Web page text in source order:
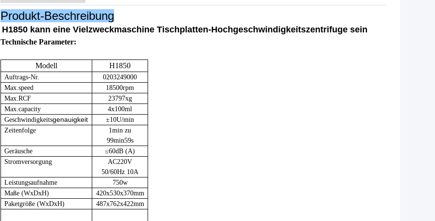
Produkt-Beschreibung
H1850 kann eine Vielzweckmaschine Tischplatten-Hochgeschwindigkeitszentrifuge sein
Technische Parameter:
Modell H1850
Auftrags-Nr.
0203249000
Max.speed
18500rpm
Max.RCF
23797xg
Max.capacity
4x100ml
Geschwindigkeitsgenauigkeit
±10U/min
Zeitenfolge
1min zu
99min59s
Geräusche
≤60dB (A)
Stromversorgung
AC220V
50/60Hz 10A
Leistungsaufnahme
750w
Maße (WxDxH)
420x530x370mm
Paketgröße (WxDxH)
487x762x422mm